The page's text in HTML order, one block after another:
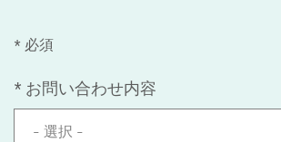
* 必須
* お問い合わせ内容
- 選択 -